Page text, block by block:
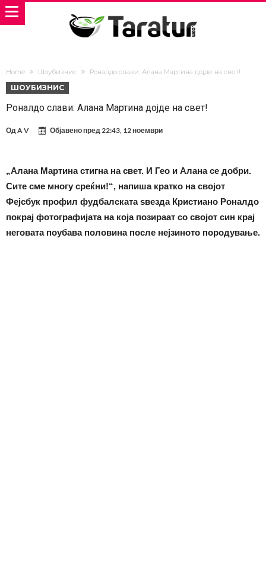
Home Шоубизнис Роналдо слави: Алана Мартина дојде на свет!
ШОУБИЗНИС
Роналдо слави: Алана Мартина дојде на свет!
ОдA V Објавено пред22:43, 12 ноември
„Алана Мартина стигна на свет. И Гео и Алана се добри.
Сите сме многу среќни!“, напиша кратко на својот
Фејсбук профил фудбалската ѕвезда Кристиано Роналдо
покрај фотографијата на која позираат со својот син крај
неговата поубава половина после нејзиното породување.